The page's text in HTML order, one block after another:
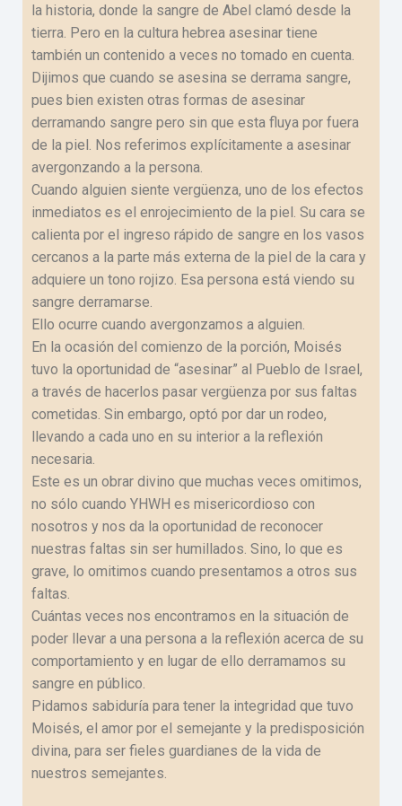
la historia, donde la sangre de Abel clamó desde la
tierra. Pero en la cultura hebrea asesinar tiene
también un contenido a veces no tomado en cuenta.
Dijimos que cuando se asesina se derrama sangre,
pues bien existen otras formas de asesinar
derramando sangre pero sin que esta fluya por fuera
de la piel. Nos referimos explícitamente a asesinar
avergonzando a la persona.
Cuando alguien siente vergüenza, uno de los efectos
inmediatos es el enrojecimiento de la piel. Su cara se
calienta por el ingreso rápido de sangre en los vasos
cercanos a la parte más externa de la piel de la cara y
adquiere un tono rojizo. Esa persona está viendo su
sangre derramarse.
Ello ocurre cuando avergonzamos a alguien.
En la ocasión del comienzo de la porción, Moisés
tuvo la oportunidad de “asesinar” al Pueblo de Israel,
a través de hacerlos pasar vergüenza por sus faltas
cometidas. Sin embargo, optó por dar un rodeo,
llevando a cada uno en su interior a la reflexión
necesaria.
Este es un obrar divino que muchas veces omitimos,
no sólo cuando YHWH es misericordioso con
nosotros y nos da la oportunidad de reconocer
nuestras faltas sin ser humillados. Sino, lo que es
grave, lo omitimos cuando presentamos a otros sus
faltas.
Cuántas veces nos encontramos en la situación de
poder llevar a una persona a la reflexión acerca de su
comportamiento y en lugar de ello derramamos su
sangre en público.
Pidamos sabiduría para tener la integridad que tuvo
Moisés, el amor por el semejante y la predisposición
divina, para ser fieles guardianes de la vida de
nuestros semejantes.